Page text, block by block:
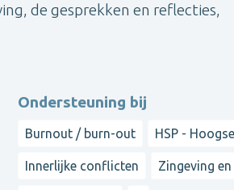
de gesprekken en reflecties,
Ondersteuning bij
Burnout / burn-out HSP -
Innerlijke conflicten Zingeving